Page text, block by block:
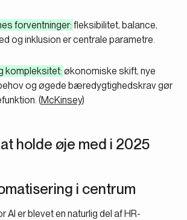
forventninger: fleksibilitet, balance,
og inklusion er centrale parametre.
kompleksitet: økonomiske skift, nye
og øgede bæredygtighedskrav gør
(McKinsey)
holde øje med i 2025
i centrum
AI er blevet en naturlig del af HR-